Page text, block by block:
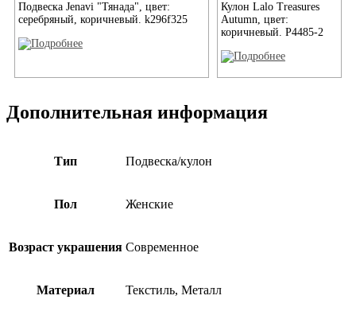
Подвеска Jenavi "Тянада", цвет:
серебряный, коричневый. k296f325
Кулон Lalo Treasures
Autumn, цвет:
коричневый. P4485-2
Дополнительная информация
Тип Подвеска/кулон
Пол Женские
Возраст украшения Современное
Материал Текстиль, Металл